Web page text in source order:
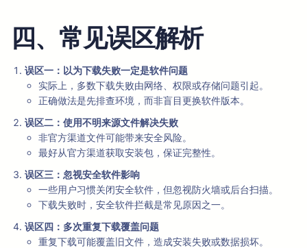
四、常见误区解析
误区一：以为下载失败一定是软件问题
实际上，多数下载失败由网络、权限或存储问题引起。
正确做法是先排查环境，而非盲目更换软件版本。
误区二：使用不明来源文件解决失败
非官方渠道文件可能带来安全风险。
最好从官方渠道获取安装包，保证完整性。
误区三：忽视安全软件影响
一些用户习惯关闭安全软件，但忽视防火墙或后台扫描。
下载失败时，安全软件拦截是常见原因之一。
误区四：多次重复下载覆盖问题
重复下载可能覆盖旧文件，造成安装失败或数据损坏。